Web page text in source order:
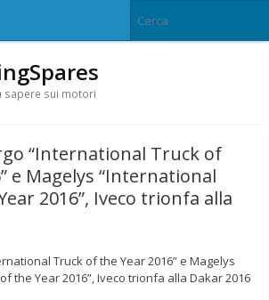
sapere sui motori
“International Truck of
e Magelys “International
2016”, Iveco trionfa alla
Truck of the Year 2016” e Magelys
the Year 2016”, Iveco trionfa alla Dakar 2016